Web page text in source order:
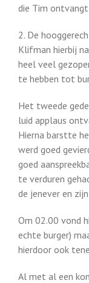
die Tim
2. De
Klifman hierbij
heel veel
te hebben tot
Het tweede
luid applaus
Hierna barstte
werd goed
goed
te verduren
de jenever en
Om 02.00 vond
echte burger)
hierdoor ook
Al met al een